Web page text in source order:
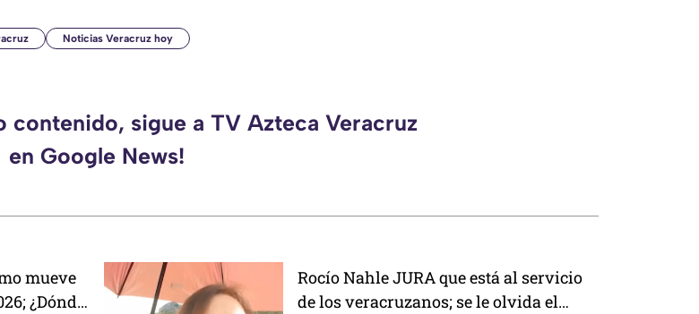
Noticias Veracruz hoy
contenido, sigue a TV Azteca Veracruz
en Google News!
mueve
¿Dónde
Rocío Nahle JURA que está al servicio
de los veracruzanos; se le olvida el